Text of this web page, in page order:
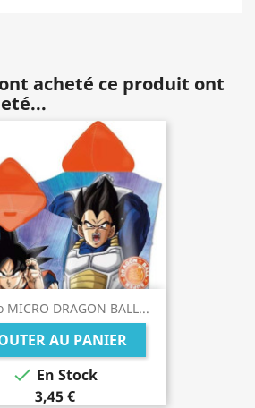
acheté ce produit ont
MICRO DRAGON BALL...
AU PANIER
 En Stock
3,45 €